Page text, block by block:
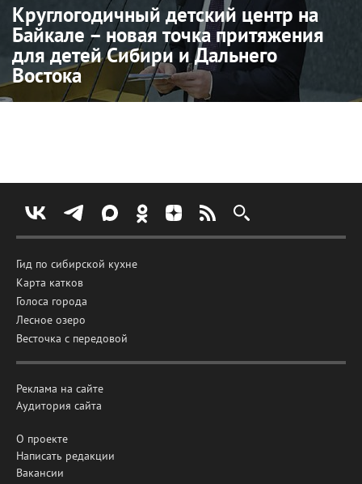
Круглогодичный детский центр на
Байкале – новая точка притяжения
для детей Сибири и Дальнего
Востока
Гид по сибирской кухне
Карта катков
Голоса города
Лесное озеро
Весточка с передовой
Реклама на сайте
Аудитория сайта
О проекте
Написать редакции
Вакансии